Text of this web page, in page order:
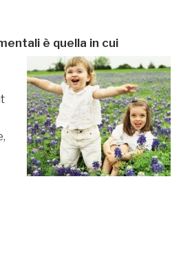
è quella in cui